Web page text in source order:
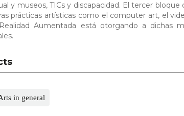
y museos, TICs y discapacidad. El tercer
prácticas artísticas como el computer art, el
Aumentada está otorgando a dichas
in general